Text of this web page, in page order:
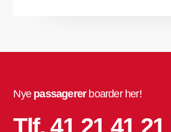
Nye passagererboarder her!
Tlf. 41 21 41 21